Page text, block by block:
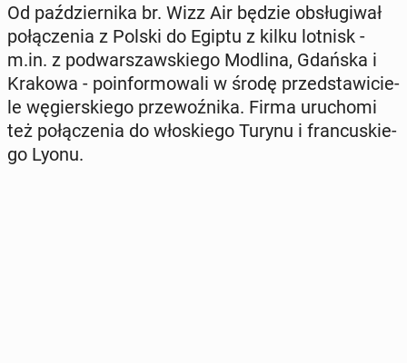
Od paź­dzier­ni­ka br. Wizz Air będzie ob­słu­gi­wał
po­łą­cze­nia z Polski do Egiptu z kilku lotnisk -
m.in. z pod­war­szaw­skie­go Modlina, Gdańska i
Krakowa - po­in­for­mo­wa­li w środę przed­sta­wi­cie­
le wę­gier­skie­go prze­woź­ni­ka. Firma uru­cho­mi
też po­łą­cze­nia do wło­skie­go Turynu i fran­cu­skie­
go Lyonu.